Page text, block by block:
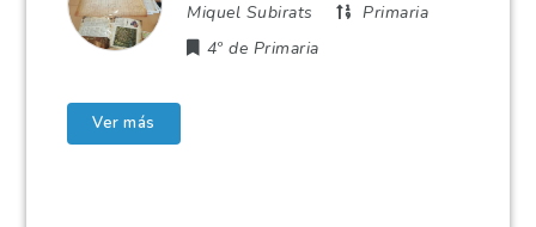
Miquel Subirats
Primaria
4º de Primaria
Ver más